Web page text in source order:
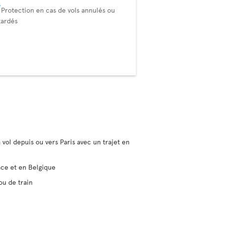
Protection en cas de vols annulés ou
depuis ou vers Paris avec un trajet en
et en Belgique
de train